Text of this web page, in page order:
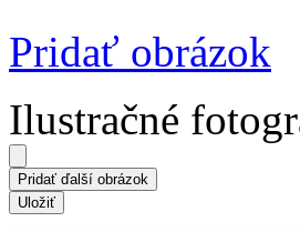
Pridať obrázok
Ilustračné